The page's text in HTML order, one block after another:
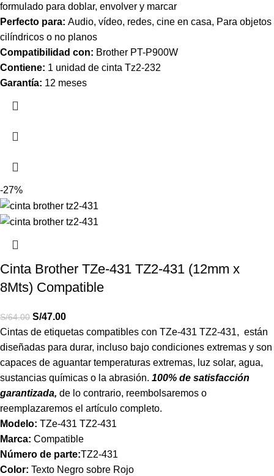
formulado para doblar, envolver y marcar
Perfecto para: Audio, vídeo, redes, cine en casa, Para objetos
cilíndricos o no planos
Compatibilidad con: Brother PT-P900W
Contiene: 1 unidad de cinta Tz2-232
Garantía: 12 meses
-27%
Cinta Brother TZe-431 TZ2-431 (12mm x
8Mts) Compatible
S/64.00 S/47.00
Cintas de etiquetas compatibles con TZe-431 TZ2-431, están
diseñadas para durar, incluso bajo condiciones extremas y son
capaces de aguantar temperaturas extremas, luz solar, agua,
sustancias químicas o la abrasión. 100% de satisfacción
garantizada, de lo contrario, reembolsaremos o
reemplazaremos el artículo completo.
Modelo: TZe-431 TZ2-431
Marca: Compatible
Número de parte:TZ2-431
Color: Texto Negro sobre Rojo